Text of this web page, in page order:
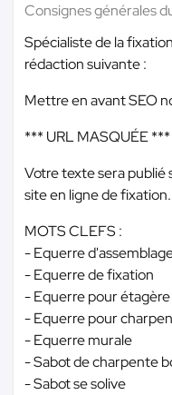
Consignes générales
Spécialiste de la
rédaction suivante :
Mettre en avant SEO
*** URL MASQUÉE ***
Votre texte sera publié
site en ligne de fixation.
MOTS CLEFS :
- Equerre
- Equerre de fixation
- Equerre pour étagère
- Equerre pour
- Equerre murale
- Sabot de charpente
- Sabot se solive